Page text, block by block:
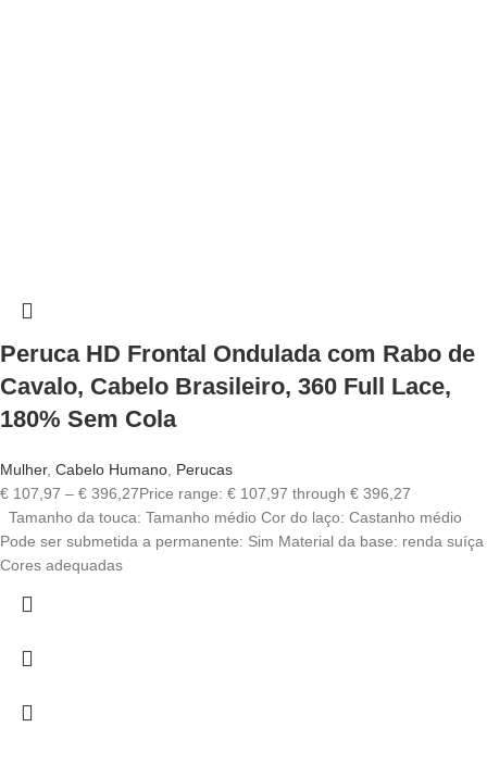
Peruca HD Frontal Ondulada com Rabo de
Cavalo, Cabelo Brasileiro, 360 Full Lace,
180% Sem Cola
Mulher, Cabelo Humano, Perucas
€ 107,97 – € 396,27Price range: € 107,97 through € 396,27
Tamanho da touca: Tamanho médio Cor do laço: Castanho médio
Pode ser submetida a permanente: Sim Material da base: renda suíça
Cores adequadas